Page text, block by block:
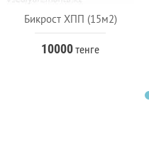
Бикрост ХПП (15м2)
10000тенге